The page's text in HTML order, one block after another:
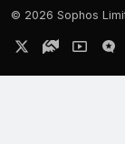
© 2026 Sophos